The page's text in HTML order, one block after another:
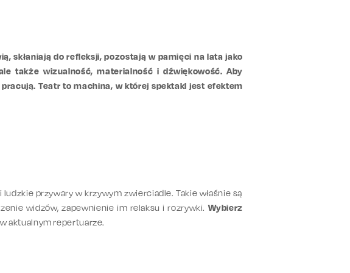
skłaniają do refleksji, pozostają w pamięci na lata jako
także wizualność, materialność i dźwiękowość. Aby
Teatr to machina, w której spektakl jest efektem
i ludzkie przywary w krzywym zwierciadle. Takie właśnie są
widzów, zapewnienie im relaksu i rozrywki.Wybierz
aktualnym repertuarze.